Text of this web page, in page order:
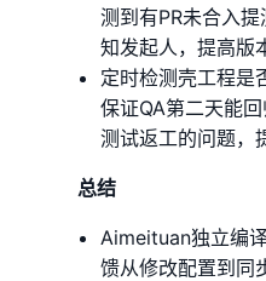
测到有PR未合入
知发起人，提高版
定时检测壳工程是
保证QA第二天能
测试返工的问题，
总结
Aimeituan独立编
馈从修改配置到同